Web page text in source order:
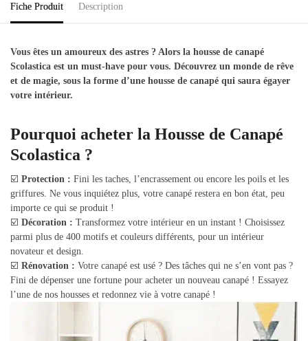
Fiche Produit Description
Vous êtes un amoureux des astres ? Alors la housse de canapé
Scolastica est un must-have pour vous. Découvrez un monde de rêve
et de magie, sous la forme d’une housse de canapé qui saura égayer
votre intérieur.
Pourquoi acheter la Housse de Canapé
Scolastica ?
☑️ Protection : Fini les taches, l’encrassement ou encore les poils et les
griffures. Ne vous inquiétez plus, votre canapé restera en bon état, peu
importe ce qui se produit !
☑️ Décoration : Transformez votre intérieur en un instant ! Choisissez
parmi plus de 400 motifs et couleurs différents, pour un intérieur
novateur et design.
☑️ Rénovation : Votre canapé est usé ? Des tâches qui ne s’en vont pas ?
Fini de dépenser une fortune pour acheter un nouveau canapé ! Essayez
l’une de nos housses et redonnez vie à votre canapé !